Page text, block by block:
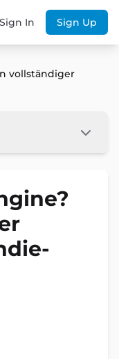
Sign In Sign Up
vollständiger